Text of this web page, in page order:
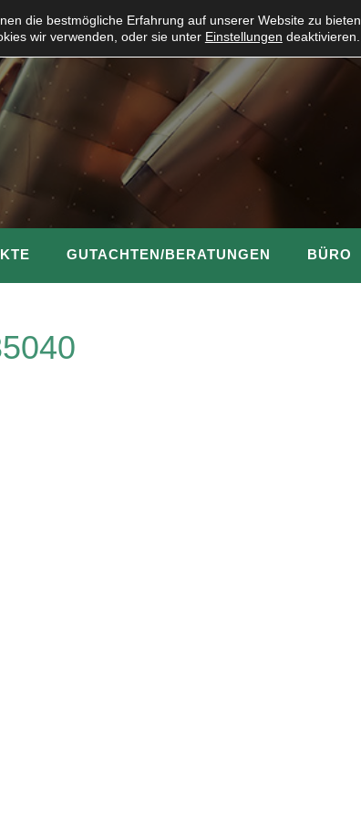
GUTACHTEN/BERATUNGEN BÜRO
die bestmögliche Erfahrung auf unserer Website zu bieten.
wir verwenden, oder sie unter Einstellungen deaktivieren.